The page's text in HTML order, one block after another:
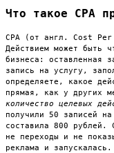
Что такое CPA
CPA (от англ. Cost
Действием может быть
бизнеса: оставленная
запись на услугу,
определяете, какое
прямая, как у других
количество целевых
получили 50 записей
составила 800 рублей.
не переходы и не
реклама и запускалась.